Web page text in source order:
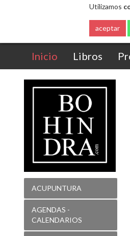
Utilizamos
aceptar
Inicio (current)
Libros
ACUPUNTURA
AGENDAS -
CALENDARIOS